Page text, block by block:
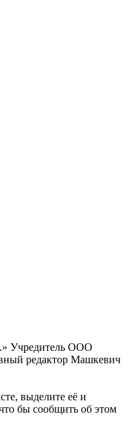
Учредитель ООО
редактор Машкевич
выделите её и
бы сообщить об этом